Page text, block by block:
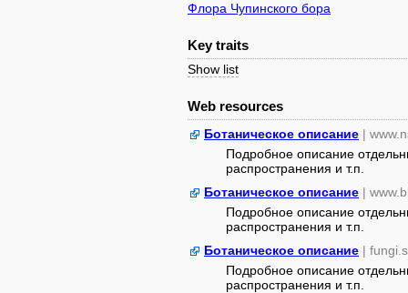
Флора Чупинского бора
Key traits
Show list
Web resources
Ботаническое описание |
Подробное описание
распространения и т.п.
Ботаническое описание |
Подробное описание
распространения и т.п.
Ботаническое описание |
Подробное описание
распространения и т.п.